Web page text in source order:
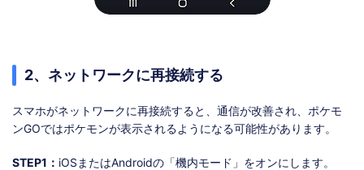
2、ネットワークに再接続する
スマホがネットワークに再接続すると、通信が改善され、ポケモ
ンGOではポケモンが表示されるようになる可能性があります。
STEP1： iOSまたはAndroidの「機内モード」をオンにします。